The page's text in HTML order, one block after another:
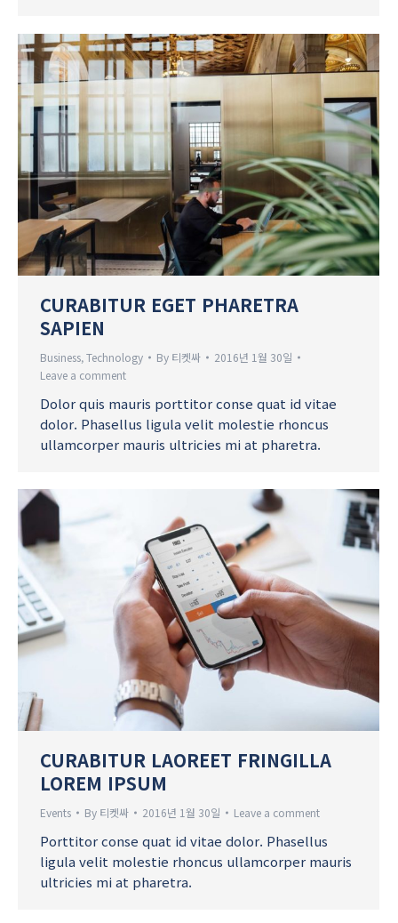
CURABITUR EGET PHARETRA
SAPIEN
Business,Technology By 티켓싸
2016년 1월 30일
Leave a comment
Dolor quis mauris porttitor conse quat id vitae
dolor. Phasellus ligula velit molestie rhoncus
ullamcorper mauris ultricies mi at pharetra.
CURABITUR LAOREET FRINGILLA
LOREM IPSUM
Events By 티켓싸 2016년 1월 30일 Leave a comment
Porttitor conse quat id vitae dolor. Phasellus
ligula velit molestie rhoncus ullamcorper mauris
ultricies mi at pharetra.